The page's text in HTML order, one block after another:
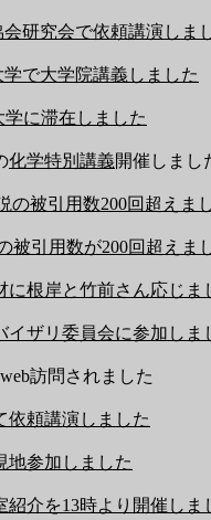
研究会で依頼講演しま
で大学院講義しました
に滞在しました
化学特別講義開催しまし
の被引用数200回超えま
被引用数が200回超えま
に根岸と竹前さん応じま
イザリ委員会に参加しま
訪問されました
依頼講演しました
地参加しました
紹介を13時より開催しま